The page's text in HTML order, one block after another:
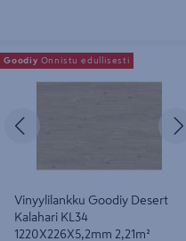
Vinyylilankku Goodiy Desert
Kalahari KL34 1220X226X5,2mm
Edellinen
Vinyylilankku Goodiy Desert
Kalahari KL34
1220X226X5,2mm 2,21m²
Goodiy Onnistu edullisesti